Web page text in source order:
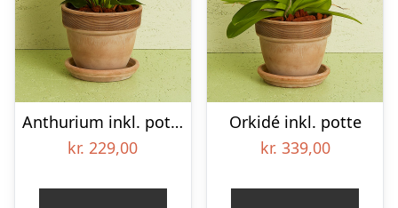
Anthurium inkl. potte
kr. 229,00
Orkidé inkl. potte
kr. 339,00